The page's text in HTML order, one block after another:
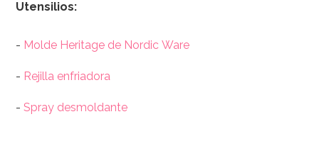
Utensilios:
- Molde Heritage de Nordic Ware
- Rejilla enfriadora
-Spray desmoldante